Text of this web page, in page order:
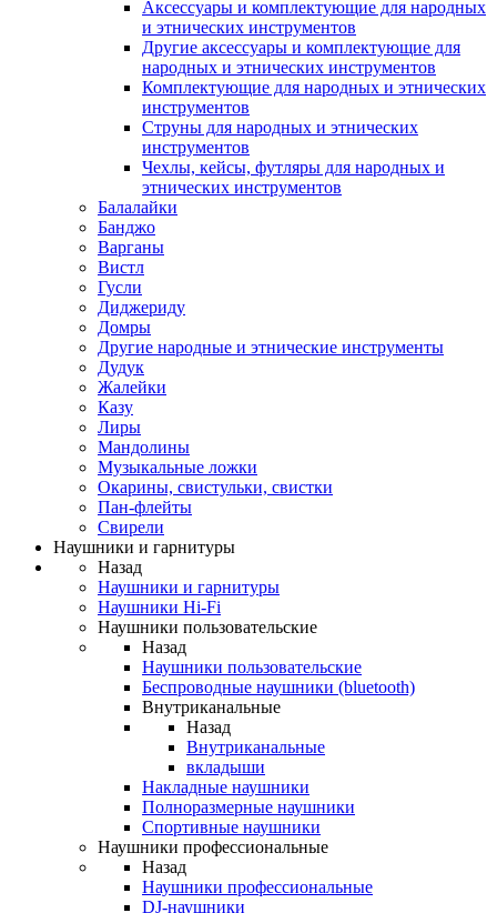
Аксессуары и комплектующие для народных
и этнических инструментов
Другие аксессуары и комплектующие для
народных и этнических инструментов
Комплектующие для народных и этнических
инструментов
Струны для народных и этнических
инструментов
Чехлы, кейсы, футляры для народных и
этнических инструментов
Балалайки
Банджо
Варганы
Вистл
Гусли
Диджериду
Домры
Другие народные и этнические инструменты
Дудук
Жалейки
Казу
Лиры
Мандолины
Музыкальные ложки
Окарины, свистульки, свистки
Пан-флейты
Свирели
Наушники и гарнитуры
Назад
Наушники и гарнитуры
Наушники Hi-Fi
Наушники пользовательские
Назад
Наушники пользовательские
Беспроводные наушники (bluetooth)
Внутриканальные
Назад
Внутриканальные
вкладыши
Накладные наушники
Полноразмерные наушники
Спортивные наушники
Наушники профессиональные
Назад
Наушники профессиональные
DJ-наушники